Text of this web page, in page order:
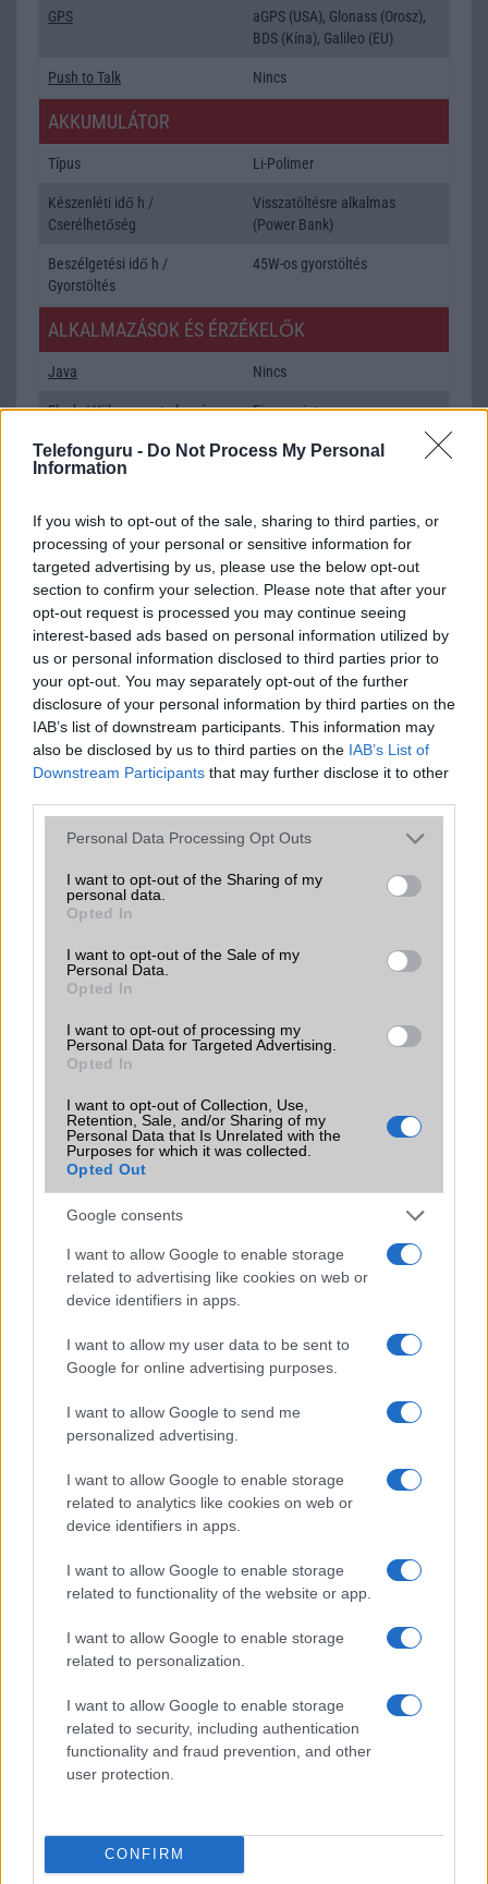
Telefonguru - Do Not Process My Personal
Information
If you wish to opt-out of the sale, sharing to third parties, or
processing of your personal or sensitive information for
targeted advertising by us, please use the below opt-out
section to confirm your selection. Please note that after your
opt-out request is processed you may continue seeing
interest-based ads based on personal information utilized by
us or personal information disclosed to third parties prior to
your opt-out. You may separately opt-out of the further
disclosure of your personal information by third parties on the
IAB’s list of downstream participants. This information may
also be disclosed by us to third parties on the IAB’s List of
Downstream Participants that may further disclose it to other
Please note that this website/app uses one or more Google
not limited to your visit or usage behaviour. You may click to
grant or deny consent to Google and its third-party tags to
use your data for below specified purposes in below Google
consent section.
Personal Data Processing Opt Outs
I want to opt-out of the Sharing of my
personal data.
Opted In
I want to opt-out of the Sale of my
Personal Data.
Opted In
I want to opt-out of processing my
Personal Data for Targeted Advertising.
Opted In
I want to opt-out of Collection, Use,
Retention, Sale, and/or Sharing of my
Personal Data that Is Unrelated with the
Purposes for which it was collected.
Opted Out
Google consents
I want to allow Google to enable storage
related to advertising like cookies on web or
device identifiers in apps.
I want to allow my user data to be sent to
Google for online advertising purposes.
I want to allow Google to send me
personalized advertising.
I want to allow Google to enable storage
related to analytics like cookies on web or
device identifiers in apps.
I want to allow Google to enable storage
related to functionality of the website or app.
I want to allow Google to enable storage
related to personalization.
I want to allow Google to enable storage
related to security, including authentication
functionality and fraud prevention, and other
user protection.
CONFIRM
GPS
aGPS (USA), Glonass (Orosz),
BDS (Kína), Galileo (EU)
Push to Talk Nincs
AKKUMULÁTOR
Típus Li-Polimer
Készenléti idő h /
Cserélhetőség
Visszatöltésre alkalmas
(Power Bank)
Beszélgetési idő h /
Gyorstöltés
45W-os gyorstöltés
ALKALMAZÁSOK ÉS ÉRZÉKELŐK
Java Nincs
Flash/Ujjlenyomat olvasó Fingerprint sensor
SNS integráció alap szolgáltatás
T9 szótár alkalmazás független szótár
Office alkalmazások alap szolgáltatás
Iránytũ ecompass
Extrák Nincs
EGYÉB
Vibra jelzés alap szolgáltatás
SIM típus nanoSIM
SIM-ek száma 2
Flight mode Van
Terület Globális
Funkciók
Brand
Limited Edition Nincs
N/A = Nincs adat. Legutóbbi frissítés: 2026-07-13 19:00:00
Új és Használt GSM kiemelt ajánlatok
Apple iPhone 16
235.000 Ft (használt)
Apple iPhone 16
Euro Gsm
247.000 Ft (új)